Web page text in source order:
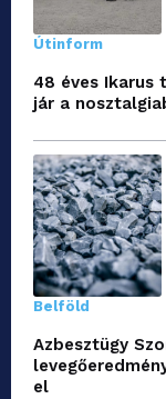
Útinform
48 éves Ikarus
jár a
Belföld
Azbesztügy
el